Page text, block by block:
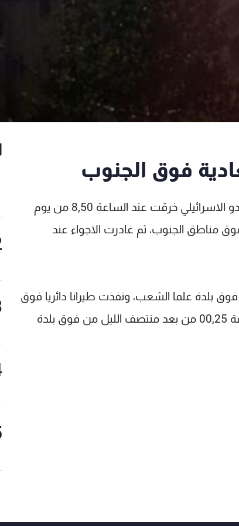
فوق الجنوب
أعلنت قيادة الجيش - مديرية التوجيه أن "طائرة استطلاع تابعة للعدو الاسرائيلي خرقت عند الساعة 8,50 من يوم
فوق مناطق الجنوب، ثم غادرت الاجواء عند
من فوق بلدة علما الشعب، ونفذت طيرانا دائريا فوق
مناطق الجنوب: رياق، بعلبك والهرمل، ثم غادرت الاجواء عند الساعة 00,25 من بعد منتصف الليل من فوق بلدة